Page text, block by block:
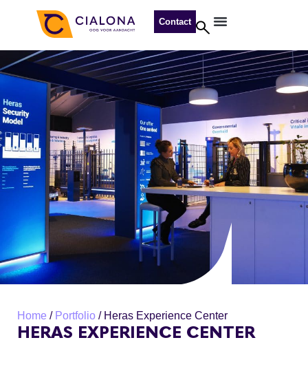
Contact
Home / Portfolio / Heras Experience Center
HERAS EXPERIENCE CENTER